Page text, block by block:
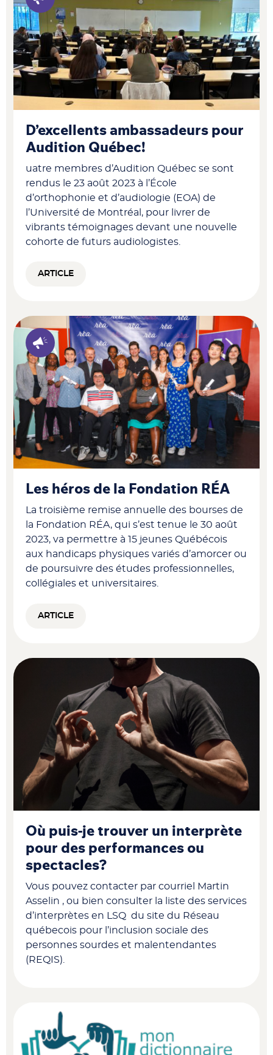
D’excellents ambassadeurs pour
Audition Québec!
uatre membres d’Audition Québec se sont
rendus le 23 août 2023 à l’École
d’orthophonie et d’audiologie (EOA) de
l’Université de Montréal, pour livrer de
vibrants témoignages devant une nouvelle
cohorte de futurs audiologistes.
ARTICLE
Les héros de la Fondation RÉA
La troisième remise annuelle des bourses de
la Fondation RÉA, qui s’est tenue le 30 août
2023, va permettre à 15 jeunes Québécois
aux handicaps physiques variés d’amorcer ou
de poursuivre des études professionnelles,
collégiales et universitaires.
ARTICLE
Où puis-je trouver un interprète
pour des performances ou
spectacles?
Vous pouvez contacter par courriel Martin
Asselin , ou bien consulter la liste des services
d’interprètes en LSQ du site du Réseau
québecois pour l’inclusion sociale des
personnes sourdes et malentendantes
(REQIS).